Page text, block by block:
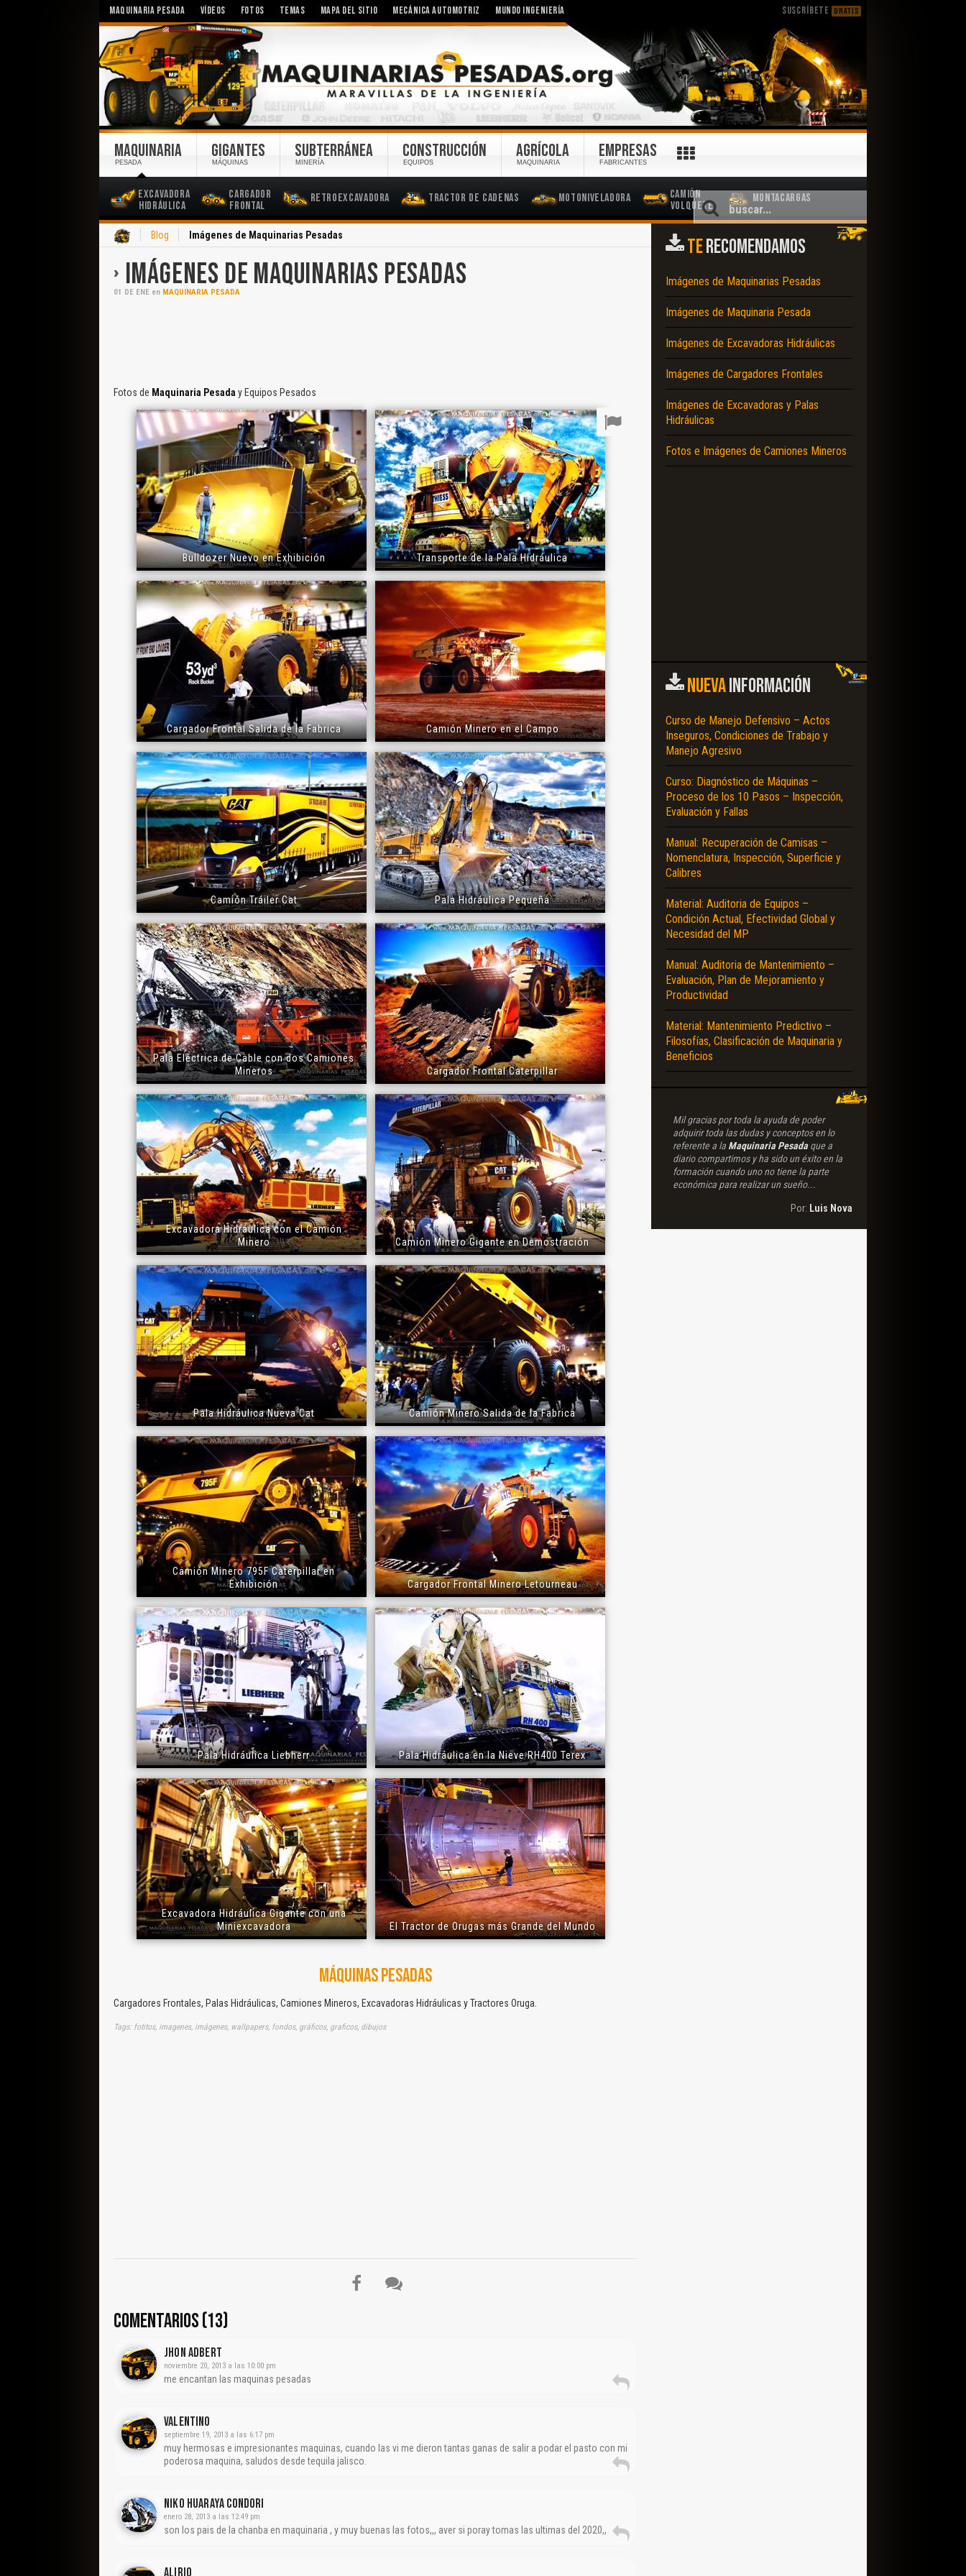
MAQUINARIA PESADA VÍDEOS FOTOS TEMAS MAPA DEL SITIO MECÁNICA AUTOMOTRIZ MUNDO INGENIERÍA SUSCRÍBETE GRATIS
MAQUINARIA
PESADA
Excavadora
Hidráulica
Cargador
Frontal
Retroexcavadora Tractor de Cadenas Motoniveladora
Camión
Volquete
Montacargas
GIGANTES
MÁQUINAS
SUBTERRÁNEA
MINERÍA
CONSTRUCCIÓN
EQUIPOS
AGRÍCOLA
MAQUINARIA
EMPRESAS
FABRICANTES
Blog Imágenes de Maquinarias Pesadas
IMÁGENES DE MAQUINARIAS PESADAS
01 DE ENE en MAQUINARIA PESADA
Fotos de Maquinaria Pesada y Equipos Pesados
Bulldozer Nuevo en Exhibición Transporte de la Pala Hidráulica
Cargador Frontal Salida de la Fabrica Camión Minero en el Campo
Camión Tráiler Cat Pala Hidráulica Pequeña
Pala Eléctrica de Cable con dos Camiones
Mineros
Cargador Frontal Caterpillar
Excavadora Hidráulica con el Camión
Minero
Camión Minero Gigante en Demostración
Pala Hidráulica Nueva Cat Camión Minero Salida de la Fabrica
Camión Minero 795F Caterpillar en
Exhibición
Cargador Frontal Minero Letourneau
Pala Hidráulica Liebherr Pala Hidráulica en la Nieve RH400 Terex
Excavadora Hidráulica Gigante con una
Miniexcavadora
El Tractor de Orugas más Grande del Mundo
MÁQUINAS PESADAS
Cargadores Frontales, Palas Hidráulicas, Camiones Mineros, Excavadoras Hidráulicas y Tractores Oruga.
Tags: fotitos, imagenes, imágenes, wallpapers, fondos, gráficos, graficos, dibujos
COMENTARIOS (13)
Jhon Adbert
noviembre 20, 2013 a las 10:00 pm
me encantan las maquinas pesadas
Valentino
septiembre 19, 2013 a las 6:17 pm
muy hermosas e impresionantes maquinas, cuando las vi me dieron tantas ganas de salir a podar el pasto con mi
poderosa maquina, saludos desde tequila jalisco.
Niko Huaraya Condori
enero 28, 2013 a las 12:49 pm
son los pais de la chanba en maquinaria , y muy buenas las fotos,,, aver si poray tomas las ultimas del 2020,,
Alirio
TERECOMENDAMOS
Imágenes de Maquinarias Pesadas
Imágenes de Maquinaria Pesada
Imágenes de Excavadoras Hidráulicas
Imágenes de Cargadores Frontales
Imágenes de Excavadoras y Palas
Hidráulicas
Fotos e Imágenes de Camiones Mineros
NUEVAINFORMACIÓN
Curso de Manejo Defensivo – Actos
Inseguros, Condiciones de Trabajo y
Manejo Agresivo
Curso: Diagnóstico de Máquinas –
Proceso de los 10 Pasos – Inspección,
Evaluación y Fallas
Manual: Recuperación de Camisas –
Nomenclatura, Inspección, Superficie y
Calibres
Material: Auditoria de Equipos –
Condición Actual, Efectividad Global y
Necesidad del MP
Manual: Auditoria de Mantenimiento –
Evaluación, Plan de Mejoramiento y
Productividad
Material: Mantenimiento Predictivo –
Filosofías, Clasificación de Maquinaria y
Beneficios
Mil gracias por toda la ayuda de poder
adquirir toda las dudas y conceptos en lo
referente a la Maquinaria Pesadaque a
diario compartimos y ha sido un éxito en la
formación cuando uno no tiene la parte
económica para realizar un sueño...
Por: Luis Nova
El Título es incorrecto según el contenido.
Texto o Imagen de portada son erróneos.
No carga o no se visualiza el contenido.
Reportar otro tipo de error...